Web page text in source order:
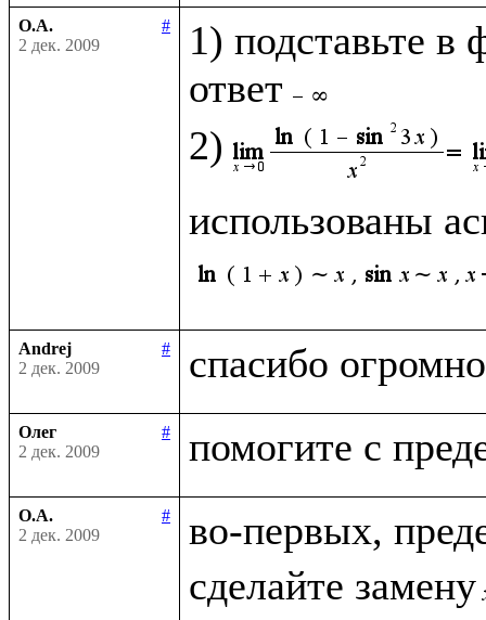
О.А.
#
2 дек. 2009
1) подставьте в
ответ
2)
использованы
Andrej
#
2 дек. 2009
Олег
#
2 дек. 2009
О.А.
#
2 дек. 2009
во-первых,
сделайте замену